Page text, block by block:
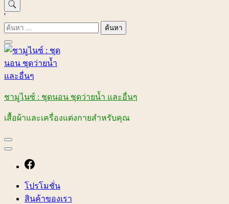
'
ค้นหา
สำหรับ:
ชามูไนซ์ : ชุดนอน ชุดว่ายน้ำ และอื่นๆ
เสื้อผ้าและเครื่องแต่งกายสำหรับคุณ
โปรโมชั่น
สินค้าของเรา